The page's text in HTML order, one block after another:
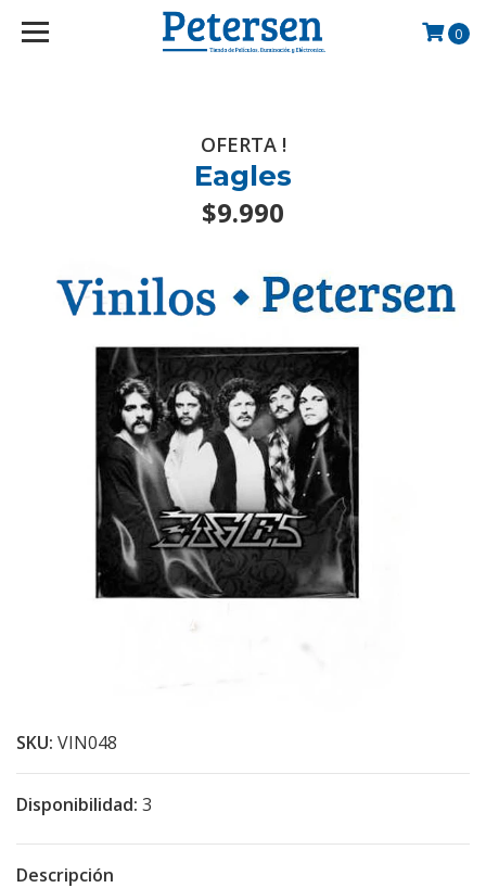
googlef2d1455d5020445a.html
0
OFERTA !
Eagles
$9.990
SKU: VIN048
Disponibilidad: 3
Descripción